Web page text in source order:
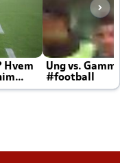
Hvem
Ung vs.
#football